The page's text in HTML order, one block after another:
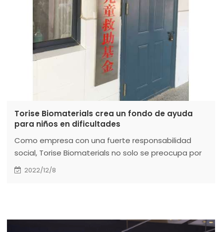
Torise Biomaterials crea un fondo de ayuda
para niños en dificultades
Como empresa con una fuerte responsabilidad
social, Torise Biomaterials no solo se preocupa por
proteger nuestra patria común, sino también por el
2022/12/8